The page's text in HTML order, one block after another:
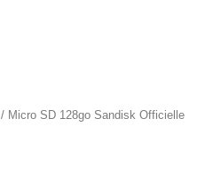
/ Micro SD 128go Sandisk Officielle